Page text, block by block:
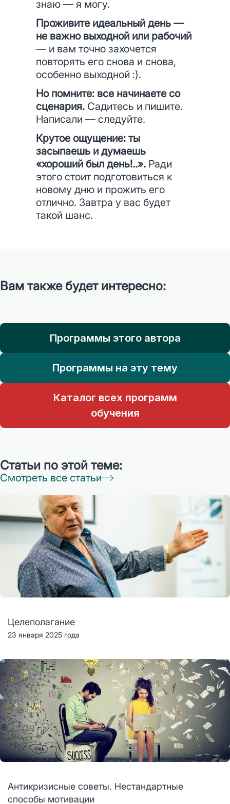
знаю — я могу.
Проживите идеальный день —
не важно выходной или рабочий
— и вам точно захочется
повторять его снова и снова,
особенно выходной :).
Но помните: все начинаете со
сценария. Садитесь и пишите.
Написали — следуйте.
Крутое ощущение: ты
засыпаешь и думаешь
«хороший был день!..». Ради
этого стоит подготовиться к
новому дню и прожить его
отлично. Завтра у вас будет
такой шанс.
Вам также будет интересно:
Программы этого автора
Программы на эту тему
Каталог всех программ
обучения
Статьи по этой теме:
Смотреть все статьи
Целеполагание
23 января 2025 года
Антикризисные советы. Нестандартные
способы мотивации